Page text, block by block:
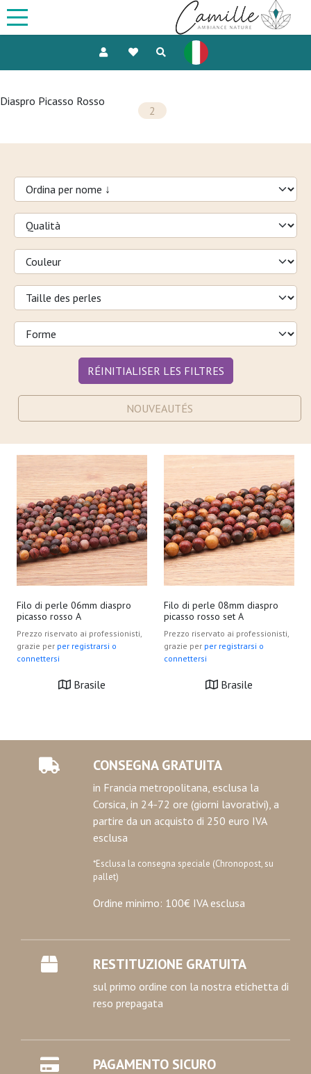
Diaspro Picasso Rosso
2
RÉINITIALISER LES FILTRES
NOUVEAUTÉS
Filo di perle 06mm diaspro
picasso rosso A
Prezzo riservato ai professionisti,
grazie per per registrarsi o
connettersi
Brasile
Filo di perle 08mm diaspro
picasso rosso set A
Prezzo riservato ai professionisti,
grazie per per registrarsi o
connettersi
Brasile
CONSEGNA GRATUITA
in Francia metropolitana, esclusa la
Corsica, in 24-72 ore (giorni lavorativi), a
partire da un acquisto di 250 euro IVA
esclusa
*Esclusa la consegna speciale (Chronopost, su
pallet)
Ordine minimo: 100€ IVA esclusa
RESTITUZIONE GRATUITA
sul primo ordine con la nostra etichetta di
reso prepagata
PAGAMENTO SICURO